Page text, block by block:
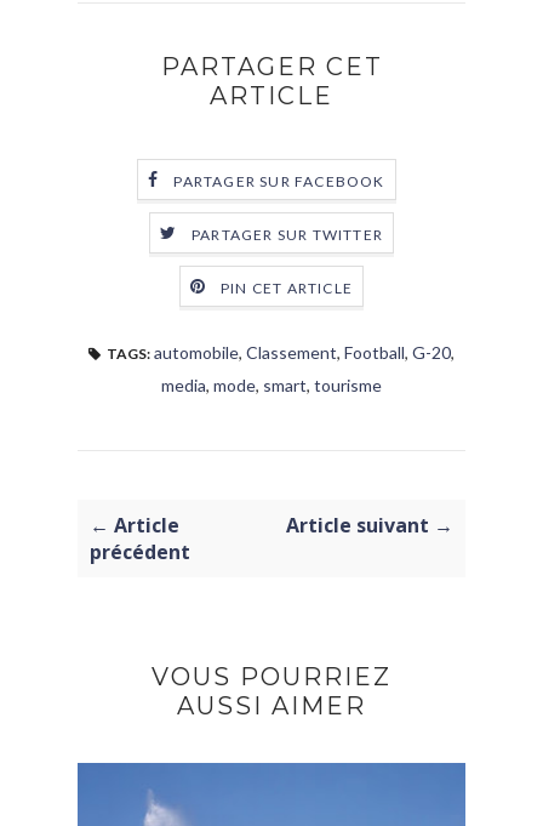
PARTAGER CET
ARTICLE
PARTAGER SUR FACEBOOK
PARTAGER SUR TWITTER
PIN CET ARTICLE
TAGS: automobile, Classement, Football, G-20,
media, mode, smart, tourisme
← Article
précédent
Article suivant →
VOUS POURRIEZ
AUSSI AIMER